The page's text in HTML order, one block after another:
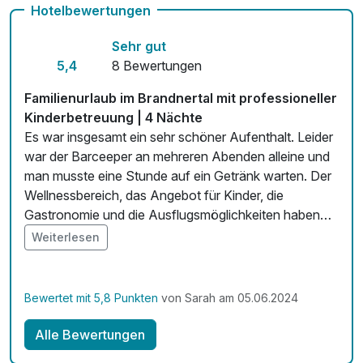
Mit Hotelbar
Hotelbewertungen
5,4
Sehr gut
8 Bewertungen
Familienurlaub im Brandnertal mit professioneller
Kinderbetreuung | 4 Nächte
Es war insgesamt ein sehr schöner Aufenthalt. Leider
war der Barceeper an mehreren Abenden alleine und
man musste eine Stunde auf ein Getränk warten. Der
Wellnessbereich, das Angebot für Kinder, die
Gastronomie und die Ausflugsmöglichkeiten haben
uns vollkommen überzeugt wiederzukommen. Die
Landschaft und die Lage des Hotels ist wirklich
Weiterlesen
Bewertet mit 5,8 Punkten von Sarah am 05.06.2024
Alle Bewertungen